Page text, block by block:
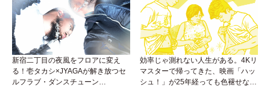
新宿二丁目の夜風をフロアに変え
る！壱タカシ×JYAGAが解き放つセ
ルフラブ・ダンスチューン
効率じゃ測れない人生がある。4Kリ
マスターで帰ってきた、映画「ハッ
シュ！」が25年経っても色褪せない